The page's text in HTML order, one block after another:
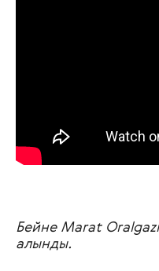
Бейне Marat
алынды.